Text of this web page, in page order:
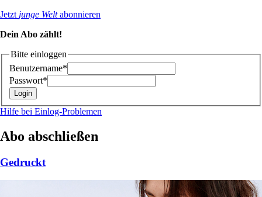
Jetzt junge Weltabonnieren
Dein Abo zählt!
Bitte einloggen
Benutzername*
Passwort*
Hilfe bei Einlog-Problemen
Abo abschließen
Gedruckt